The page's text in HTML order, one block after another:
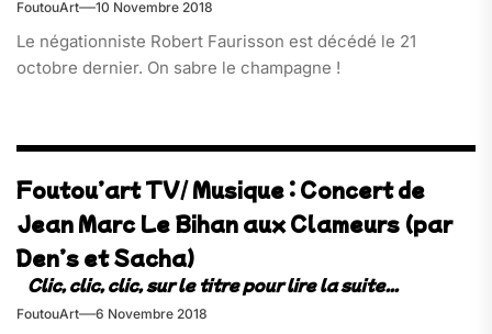
FoutouArt 10 Novembre 2018
Le négationniste Robert Faurisson est décédé le 21
octobre dernier. On sabre le champagne !
Foutou’art TV/ Musique : Concert de
Jean Marc Le Bihan aux Clameurs (par
Den’s et Sacha)
FoutouArt 6 Novembre 2018